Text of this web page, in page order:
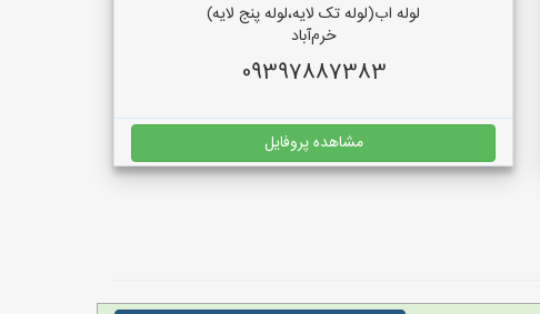
لوله اب(لوله تک لایه،لوله پنج لایه)
خرم‌آباد
09397887383
مشاهده پروفایل